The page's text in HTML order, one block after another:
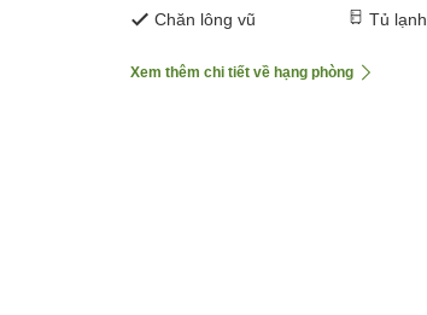
Chăn lông vũ
Tủ lạnh
Xem thêm chi tiết về hạng phòng